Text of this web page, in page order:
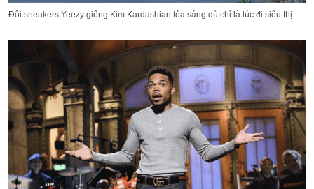
Đôi sneakers Yeezy giống Kim Kardashian tỏa sáng dù chỉ là lúc đi siêu thị.